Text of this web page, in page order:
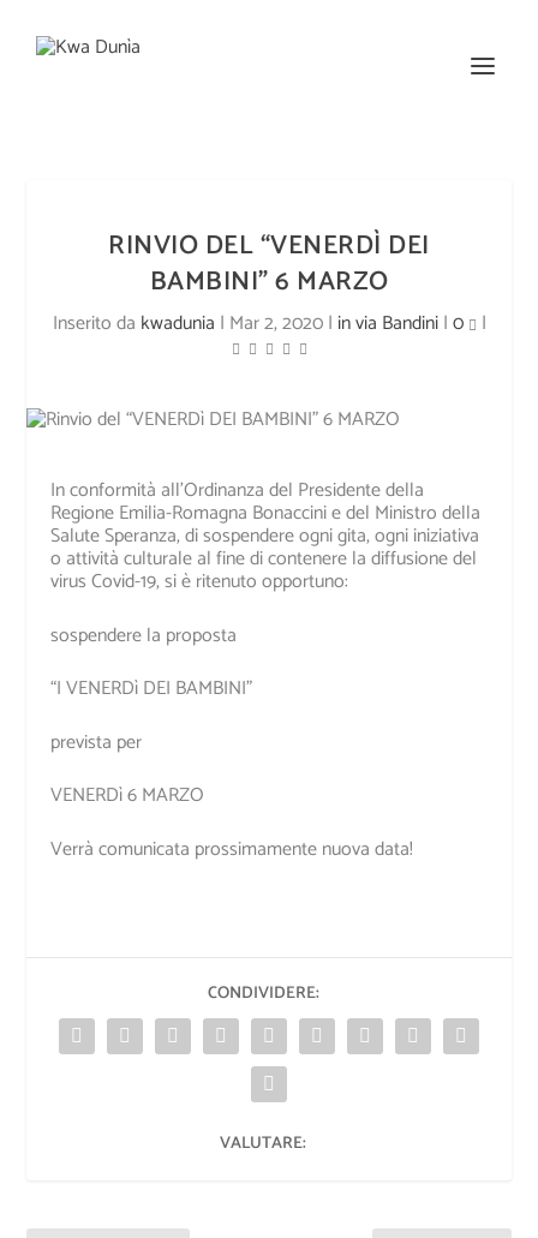
RINVIO DEL “VENERDÌ DEI
BAMBINI” 6 MARZO
Inserito da kwadunia | Mar 2, 2020| in via Bandini|0 |
In conformità all’Ordinanza del Presidente della
Regione Emilia-Romagna Bonaccini e del Ministro della
Salute Speranza, di sospendere ogni gita, ogni iniziativa
o attività culturale al fine di contenere la diffusione del
virus Covid-19, si è ritenuto opportuno:
sospendere la proposta
“I VENERDì DEI BAMBINI”
prevista per
VENERDì 6 MARZO
Verrà comunicata prossimamente nuova data!
CONDIVIDERE:
VALUTARE: